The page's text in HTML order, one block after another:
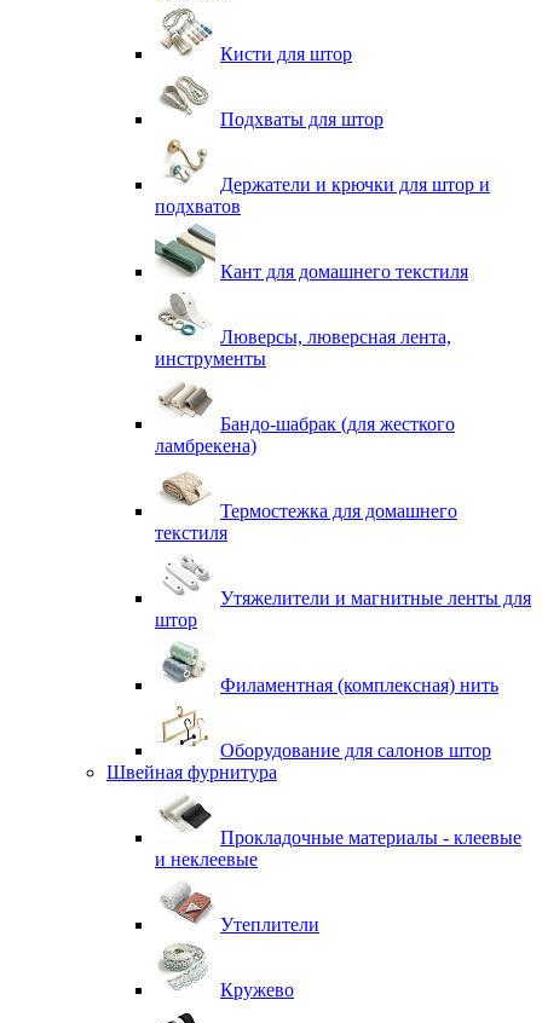
Кисти для штор
Подхваты для штор
Держатели и крючки для штор и
подхватов
Кант для домашнего текстиля
Люверсы, люверсная лента,
инструменты
Бандо-шабрак (для жесткого
ламбрекена)
Термостежка для домашнего
текстиля
Утяжелители и магнитные ленты для
штор
Филаментная (комплексная) нить
Оборудование для салонов штор
Швейная фурнитура
Прокладочные материалы - клеевые
и неклеевые
Утеплители
Кружево